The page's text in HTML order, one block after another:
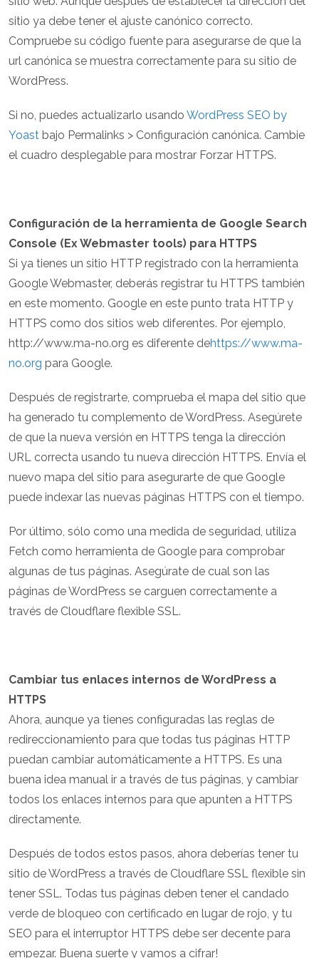
sitio ya debe tener el ajuste canónico correcto.
Compruebe su código fuente para asegurarse de que la
url canónica se muestra correctamente para su sitio de
WordPress.
Si no, puedes actualizarlo usando WordPress SEO by
Yoast bajo Permalinks > Configuración canónica. Cambie
el cuadro desplegable para mostrar Forzar HTTPS.
Configuración de la herramienta de Google Search
Console (Ex Webmaster tools) para HTTPS
Si ya tienes un sitio HTTP registrado con la herramienta
Google Webmaster, deberás registrar tu HTTPS también
en este momento. Google en este punto trata HTTP y
HTTPS como dos sitios web diferentes. Por ejemplo,
http://www.ma-no.org es diferente dehttps://www.ma-
no.org para Google.
Después de registrarte, comprueba el mapa del sitio que
ha generado tu complemento de WordPress. Asegúrete
de que la nueva versión en HTTPS tenga la dirección
URL correcta usando tu nueva dirección HTTPS. Envía el
nuevo mapa del sitio para asegurarte de que Google
puede indexar las nuevas páginas HTTPS con el tiempo.
Por último, sólo como una medida de seguridad, utiliza
Fetch como herramienta de Google para comprobar
algunas de tus páginas. Asegúrate de cual son las
páginas de WordPress se carguen correctamente a
través de Cloudflare flexible SSL.
Cambiar tus enlaces internos de WordPress a
HTTPS
Ahora, aunque ya tienes configuradas las reglas de
redireccionamiento para que todas tus páginas HTTP
puedan cambiar automáticamente a HTTPS. Es una
buena idea manual ir a través de tus páginas, y cambiar
todos los enlaces internos para que apunten a HTTPS
directamente.
Después de todos estos pasos, ahora deberías tener tu
sitio de WordPress a través de Cloudflare SSL flexible sin
tener SSL. Todas tus páginas deben tener el candado
verde de bloqueo con certificado en lugar de rojo, y tu
SEO para el interruptor HTTPS debe ser decente para
empezar. Buena suerte y vamos a cifrar!